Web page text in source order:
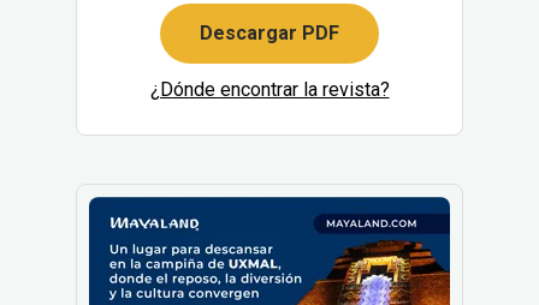
Descargar PDF
¿Dónde encontrar la revista?